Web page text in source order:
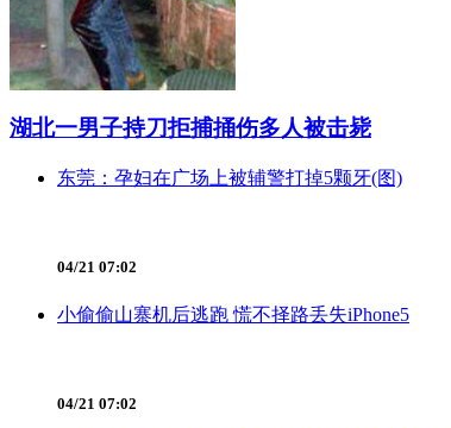
湖北一男子持刀拒捕捅伤多人被击毙
东莞：孕妇在广场上被辅警打掉5颗牙(图)
04/21 07:02
小偷偷山寨机后逃跑 慌不择路丢失iPhone5
04/21 07:02